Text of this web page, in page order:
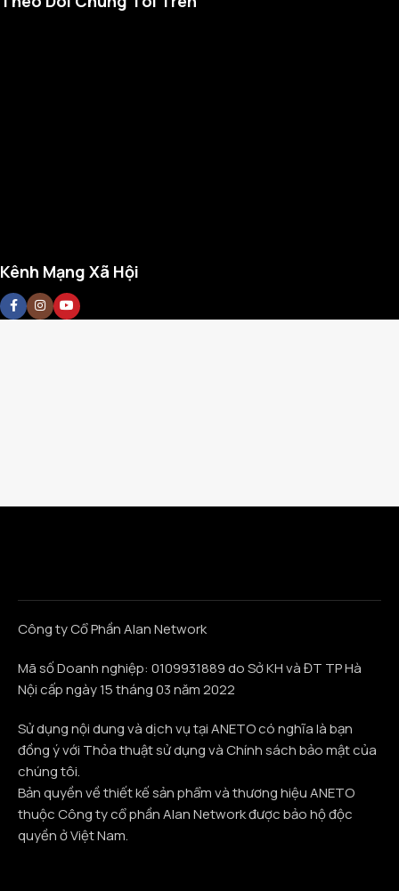
Kênh Mạng Xã Hội
Công ty Cổ Phần Alan Network
Mã số Doanh nghiệp: 0109931889 do Sở KH và ĐT TP Hà
Nội cấp ngày 15 tháng 03 năm 2022
Sử dụng nội dung và dịch vụ tại ANETO có nghĩa là bạn
đồng ý với Thỏa thuật sử dụng và Chính sách bảo mật của
chúng tôi.
Bản quyền về thiết kế sản phẩm và thương hiệu ANETO
thuộc Công ty cổ phần Alan Network được bảo hộ độc
quyền ở Việt Nam.